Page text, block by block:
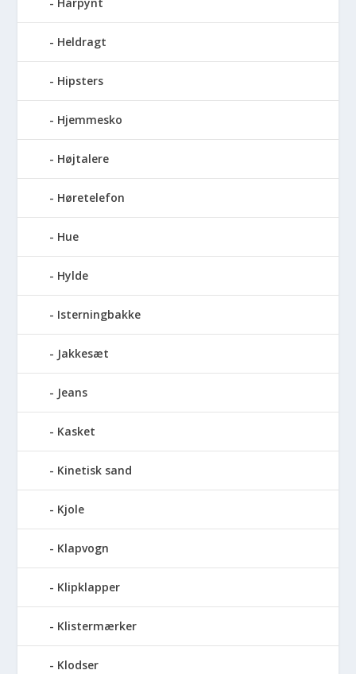
Hårpynt
Heldragt
Hipsters
Hjemmesko
Højtalere
Høretelefon
Hue
Hylde
Isterningbakke
Jakkesæt
Jeans
Kasket
Kinetisk sand
Kjole
Klapvogn
Klipklapper
Klistermærker
Klodser